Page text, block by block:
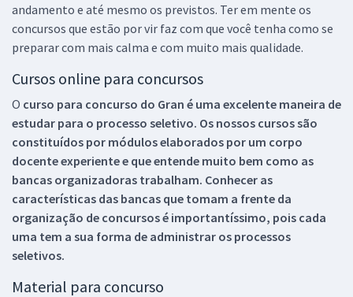
andamento e até mesmo os previstos. Ter em mente os
concursos que estão por vir faz com que você tenha como se
preparar com mais calma e com muito mais qualidade.
Cursos online para concursos
O curso para concurso do Gran é uma excelente maneira de
estudar para o processo seletivo. Os nossos cursos são
constituídos por módulos elaborados por um corpo
docente experiente e que entende muito bem como as
bancas organizadoras trabalham. Conhecer as
características das bancas que tomam a frente da
organização de concursos é importantíssimo, pois cada
uma tem a sua forma de administrar os processos
seletivos.
Material para concurso